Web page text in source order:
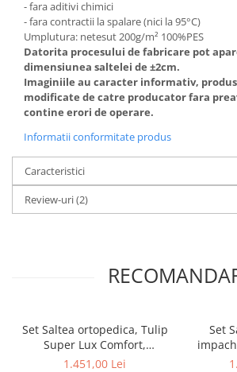
- fara aditivi chimici
- fara contractii la spalare (nici la 95°C)
Umplutura: netesut 200g/m² 100%PES
Datorita procesului de fabricare pot
dimensiunea saltelei de ±2cm.
Imaginiile au caracter informativ,
modificate de catre producator fara
contine erori de operare.
Informatii conformitate produs
Caracteristici
Review-uri(2)
Set Saltea ortopedica, Tulip
Super Lux Comfort,
140x200x30cm, fermitate
1.451,00 Lei
Set